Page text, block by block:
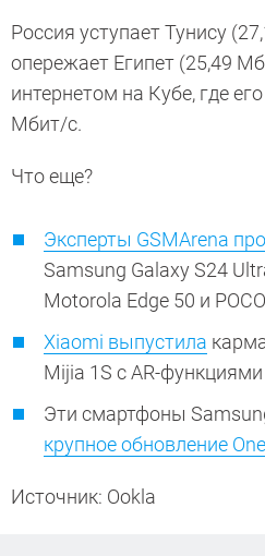
Россия уступает Тунису
опережает Египет (25,49
интернетом на Кубе, где
Мбит/с.
Что еще?
Эксперты GSMArena
Samsung Galaxy S24
Motorola Edge 50 и
Xiaomi выпустила
Mijia 1S с AR-функциями
Эти смартфоны
крупное обновление
Источник: Ookla